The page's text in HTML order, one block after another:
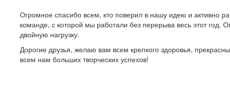
Огромное спасибо всем, кто поверил в нашу идею и активно
команде, с которой мы работали без перерыва весь этот
двойную нагрузку.
Дорогие друзья, желаю вам всем крепкого здоровья,
всем нам больших творческих успехов!